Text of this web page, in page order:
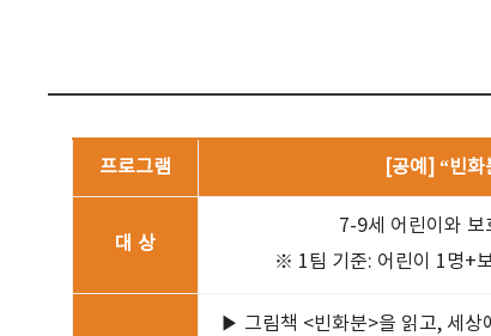
프로그램 [공예] “빈화
대 상
7-9세 어린이와 보
※ 1팀 기준: 어린이 1명+
▶ 그림책 <빈화분>을 읽고, 세상